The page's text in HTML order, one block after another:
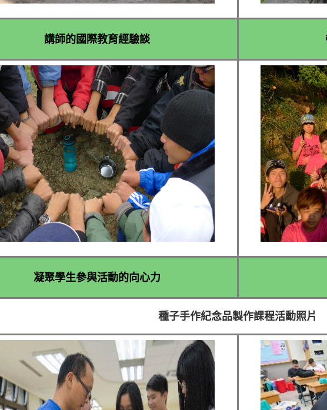
講師的國際教育經驗談​
凝聚學生參與活動的向心力
種子手作紀念品製作課程活動照片